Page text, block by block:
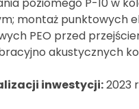
poziomego P-10 w
montaż punktowych
PEO przed
akustycznych
inwestycji:2023